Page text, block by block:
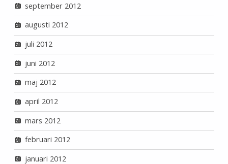
september 2012
augusti 2012
juli 2012
juni 2012
maj 2012
april 2012
mars 2012
februari 2012
januari 2012